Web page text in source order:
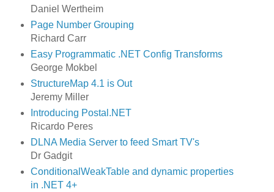
Daniel Wertheim
Page Number Grouping
Richard Carr
Easy Programmatic .NET Config Transforms
George Mokbel
StructureMap 4.1 is Out
Jeremy Miller
Introducing Postal.NET
Ricardo Peres
DLNA Media Server to feed Smart TV's
Dr Gadgit
ConditionalWeakTable and dynamic properties
in .NET 4+